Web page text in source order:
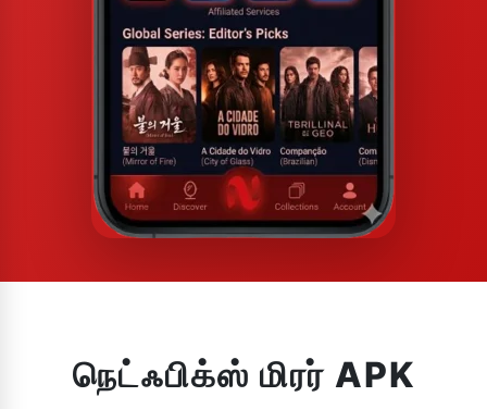
நெட்ஃபிக்ஸ் மிரர் APK